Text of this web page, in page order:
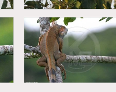
Ara rouge (Ara macao)